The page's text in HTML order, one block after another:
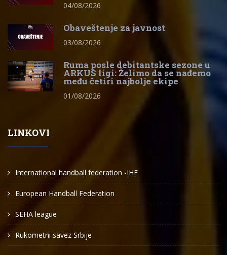
04/08/2026
Obaveštenje za javnost
03/08/2026
Ruma posle debitantske sezone u
ARKUS ligi: Želimo da se nađemo
među četiri najbolje ekipe
01/08/2026
LINKOVI
International handball federation -IHF
European Handball Federation
SEHA league
Rukometni savez Srbije